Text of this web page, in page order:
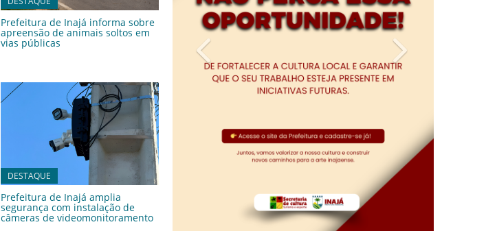
Prefeitura de Inajá informa sobre
apreensão de animais soltos em
vias públicas
DESTAQUE
Prefeitura de Inajá amplia
segurança com instalação de
câmeras de videomonitoramento